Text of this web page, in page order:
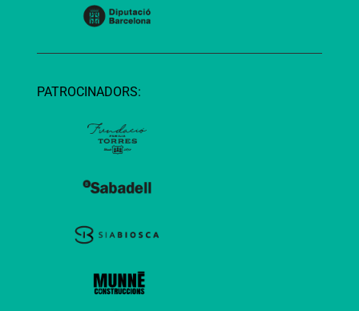
PATROCINADORS: